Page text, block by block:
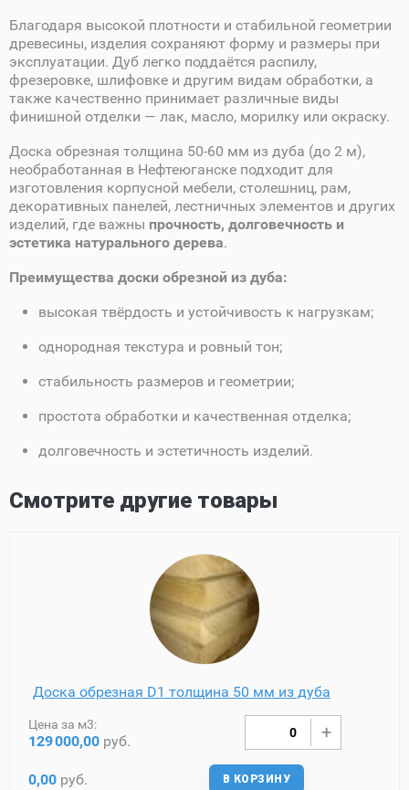
Благодаря высокой плотности и стабильной геометрии
древесины, изделия сохраняют форму и размеры при
эксплуатации. Дуб легко поддаётся распилу,
фрезеровке, шлифовке и другим видам обработки, а
также качественно принимает различные виды
финишной отделки — лак, масло, морилку или окраску.
Доска обрезная толщина 50-60 мм из дуба (до 2 м),
необработанная в Нефтеюганске подходит для
изготовления корпусной мебели, столешниц, рам,
декоративных панелей, лестничных элементов и других
изделий, где важны прочность, долговечность и
эстетика натурального дерева.
Преимущества доски обрезной из дуба:
высокая твёрдость и устойчивость к нагрузкам;
однородная текстура и ровный тон;
стабильность размеров и геометрии;
простота обработки и качественная отделка;
долговечность и эстетичность изделий.
Смотрите другие товары
Доска обрезная D1 толщина 50 мм из дуба
Цена за м3:
129000,00 руб.
0,00 руб. В КОРЗИНУ